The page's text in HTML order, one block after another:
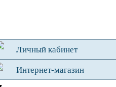
Личный кабинет
Интернет-магазин